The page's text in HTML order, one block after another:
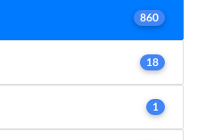
860
18
1